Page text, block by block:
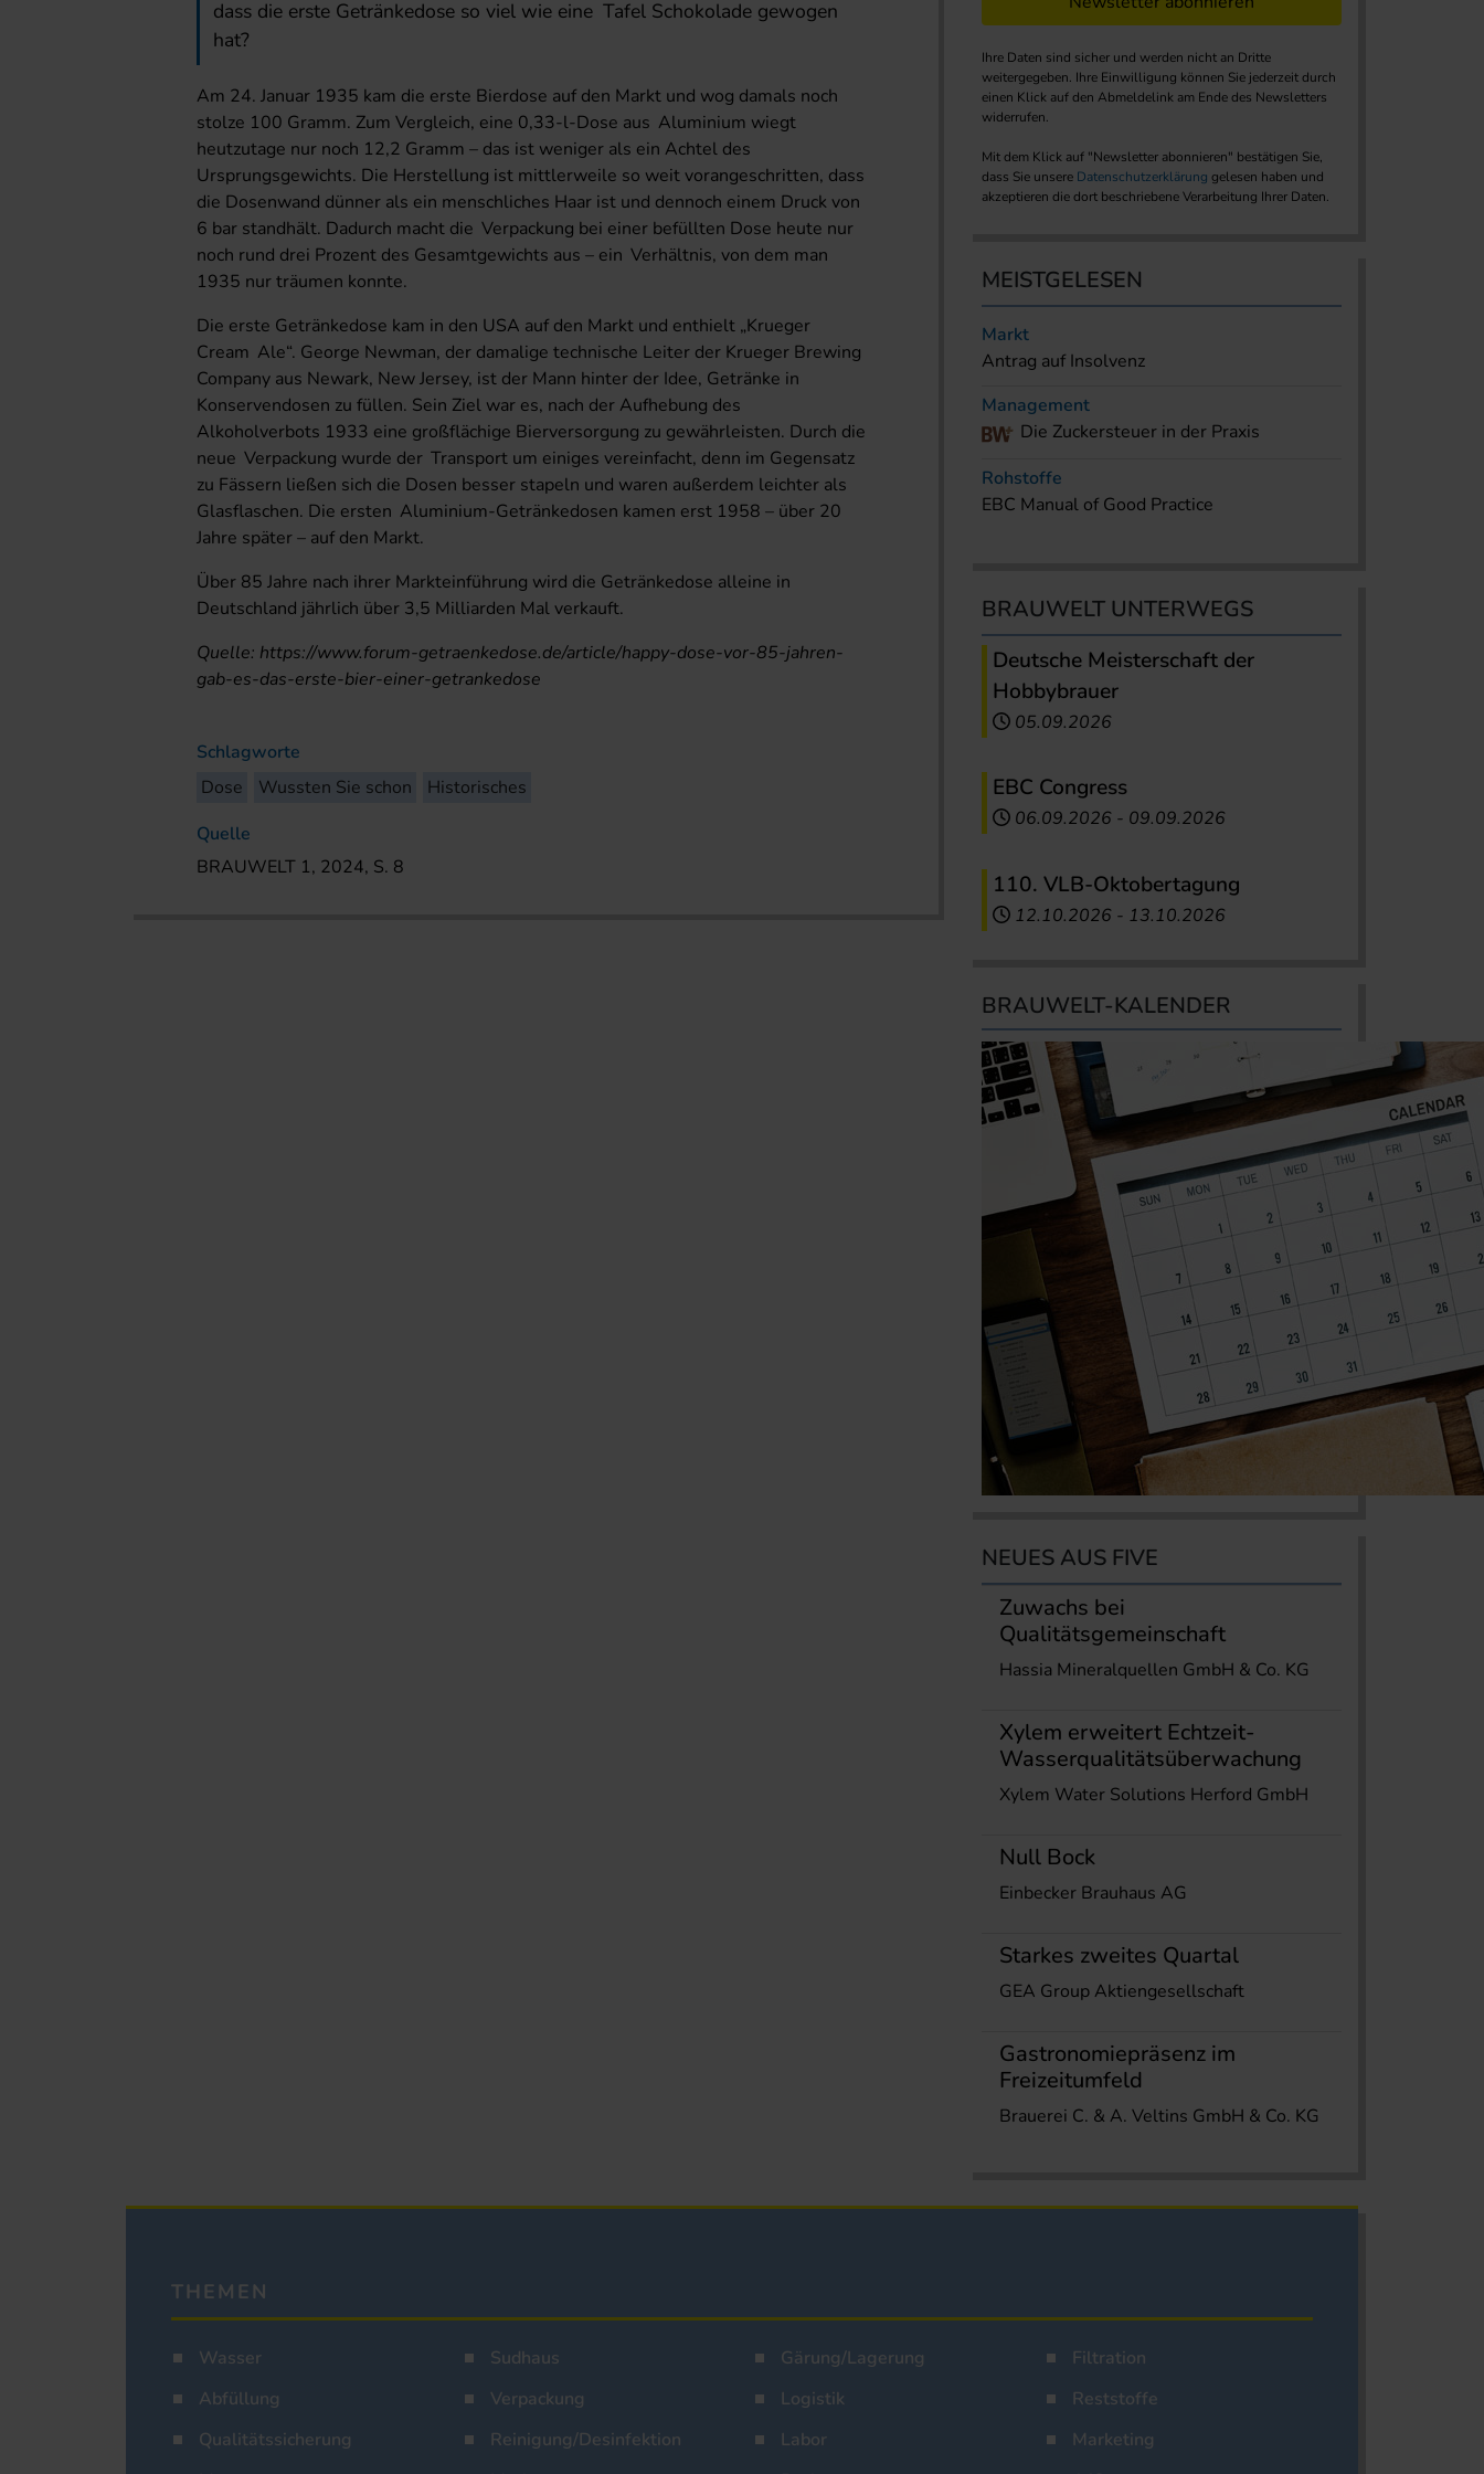
dass die erste Getränkedose so viel wie eine Tafel Schokolade gewogen
hat?
Am 24. Januar 1935 kam die erste Bierdose auf den Markt und wog damals noch
stolze 100 Gramm. Zum Vergleich, eine 0,33-l-Dose aus Aluminium wiegt
heutzutage nur noch 12,2 Gramm – das ist weniger als ein Achtel des
Ursprungsgewichts. Die Herstellung ist mittlerweile so weit vorangeschritten, dass
die Dosenwand dünner als ein menschliches Haar ist und dennoch einem Druck von
6 bar standhält. Dadurch macht die Verpackung bei einer befüllten Dose heute nur
noch rund drei Prozent des Gesamtgewichts aus – ein Verhältnis, von dem man
1935 nur träumen konnte.
Die erste Getränkedose kam in den USA auf den Markt und enthielt „Krueger
Cream Ale“. George Newman, der damalige technische Leiter der Krueger Brewing
Company aus Newark, New Jersey, ist der Mann hinter der Idee, Getränke in
Konservendosen zu füllen. Sein Ziel war es, nach der Aufhebung des
Alkoholverbots 1933 eine großflächige Bierversorgung zu gewährleisten. Durch die
neue Verpackung wurde der Transport um einiges vereinfacht, denn im Gegensatz
zu Fässern ließen sich die Dosen besser stapeln und waren außerdem leichter als
Glasflaschen. Die ersten Aluminium-Getränkedosen kamen erst 1958 – über 20
Jahre später – auf den Markt.
Über 85 Jahre nach ihrer Markteinführung wird die Getränkedose alleine in
Deutschland jährlich über 3,5 Milliarden Mal verkauft.
Quelle: https://www.forum-getraenkedose.de/article/happy-dose-vor-85-jahren-
gab-es-das-erste-bier-einer-getrankedose
Schlagworte
Dose
Wussten Sie schon
Historisches
Quelle
BRAUWELT 1, 2024, S. 8
Ihre Daten sind sicher und werden nicht an Dritte
weitergegeben. Ihre Einwilligung können Sie jederzeit durch
einen Klick auf den Abmeldelink am Ende des Newsletters
widerrufen.
Mit dem Klick auf "Newsletter abonnieren" bestätigen Sie,
dass Sie unsere Datenschutzerklärung gelesen haben und
akzeptieren die dort beschriebene Verarbeitung Ihrer Daten.
MEISTGELESEN
Markt
Antrag auf Insolvenz
Management
Die Zuckersteuer in der Praxis
Rohstoffe
EBC Manual of Good Practice
BRAUWELT UNTERWEGS
Deutsche Meisterschaft der
Hobbybrauer
05.09.2026
EBC Congress
06.09.2026 - 09.09.2026
110. VLB-Oktobertagung
12.10.2026 - 13.10.2026
BRAUWELT-KALENDER
NEUES AUS FIVE
Zuwachs bei
Qualitätsgemeinschaft
Hassia Mineralquellen GmbH & Co. KG
Xylem erweitert Echtzeit-
Wasserqualitätsüberwachung
Xylem Water Solutions Herford GmbH
Null Bock
Einbecker Brauhaus AG
Starkes zweites Quartal
GEA Group Aktiengesellschaft
Gastronomiepräsenz im
Freizeitumfeld
Brauerei C. & A. Veltins GmbH & Co. KG
THEMEN
Wasser Sudhaus Gärung/Lagerung
Filtration
Abfüllung
Verpackung Logistik
Reststoffe
Qualitätssicherung
Reinigung/Desinfektion Labor
Marketing